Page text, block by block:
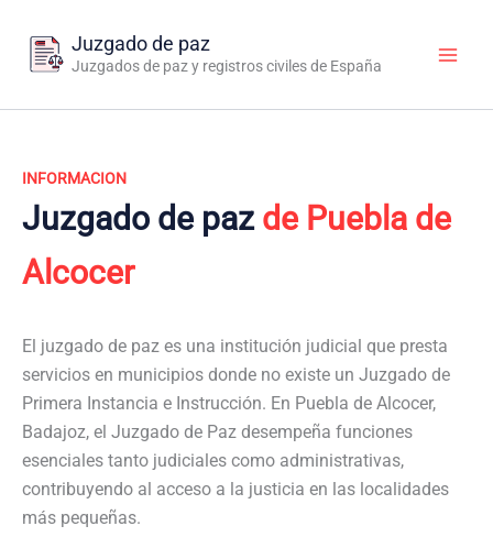
contenido
Juzgado de paz
Juzgados de paz y registros civiles de España
INFORMACION
Juzgado de paz de Puebla de
Alcocer
El juzgado de paz es una institución judicial que presta
servicios en municipios donde no existe un Juzgado de
Primera Instancia e Instrucción. En Puebla de Alcocer,
Badajoz, el Juzgado de Paz desempeña funciones
esenciales tanto judiciales como administrativas,
contribuyendo al acceso a la justicia en las localidades
más pequeñas.